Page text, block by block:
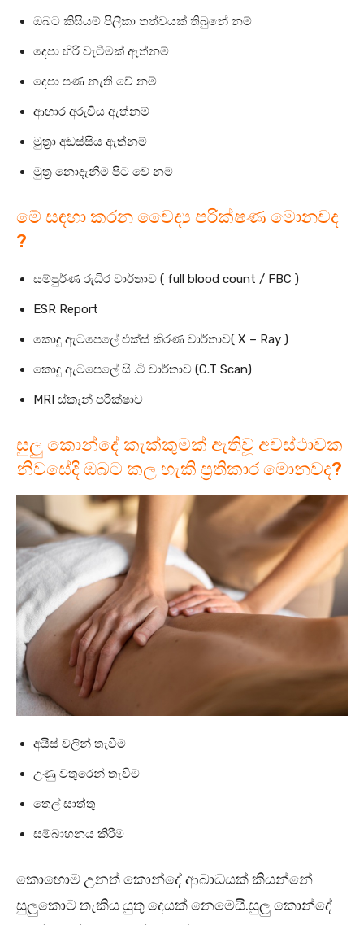
ඔබට කිසියම් පිලිකා තත්වයක් තිබුනේ නම්
දෙපා හිරි වැටීමක් ඇත්නම්
දෙපා පණ නැති වේ නම්
ආහාර අරුචිය ඇත්නම්
මුත්‍රා අඩස්සිය ඇත්නම්
මුත්‍ර නොදැනීම පිට වේ නම්
මේ සඳහා කරන වෛද්‍ය පරික්ෂණ මොනවද
?
සම්පුර්ණ රුධිර වාර්තාව ( full blood count / FBC )
ESR Report
කොදු ඇටපෙලේ එක්ස් කිරණ වාර්තාව( X – Ray )
කොදු ඇටපෙලේ සි .ටි වාර්තාව (C.T Scan)
MRI ස්කෑන් පරික්ෂාව
සුලු කොන්දේ කැක්කුමක් ඇතිවූ අවස්ථාවක
නිවසේදි ඔබට කල හැකි ප්‍රතිකාර මොනවද?
අයිස් වලින් තැවීම
උණු වතුරෙන් තැවිම
තෙල් සාත්තු
සම්බාහනය කිරීම
කොහොම උනත් කොන්දේ ආබාධයක් කියන්නේ
සුලුකොට තැකිය යුතු දෙයක් නෙමෙයි.සුලු කොන්දේ